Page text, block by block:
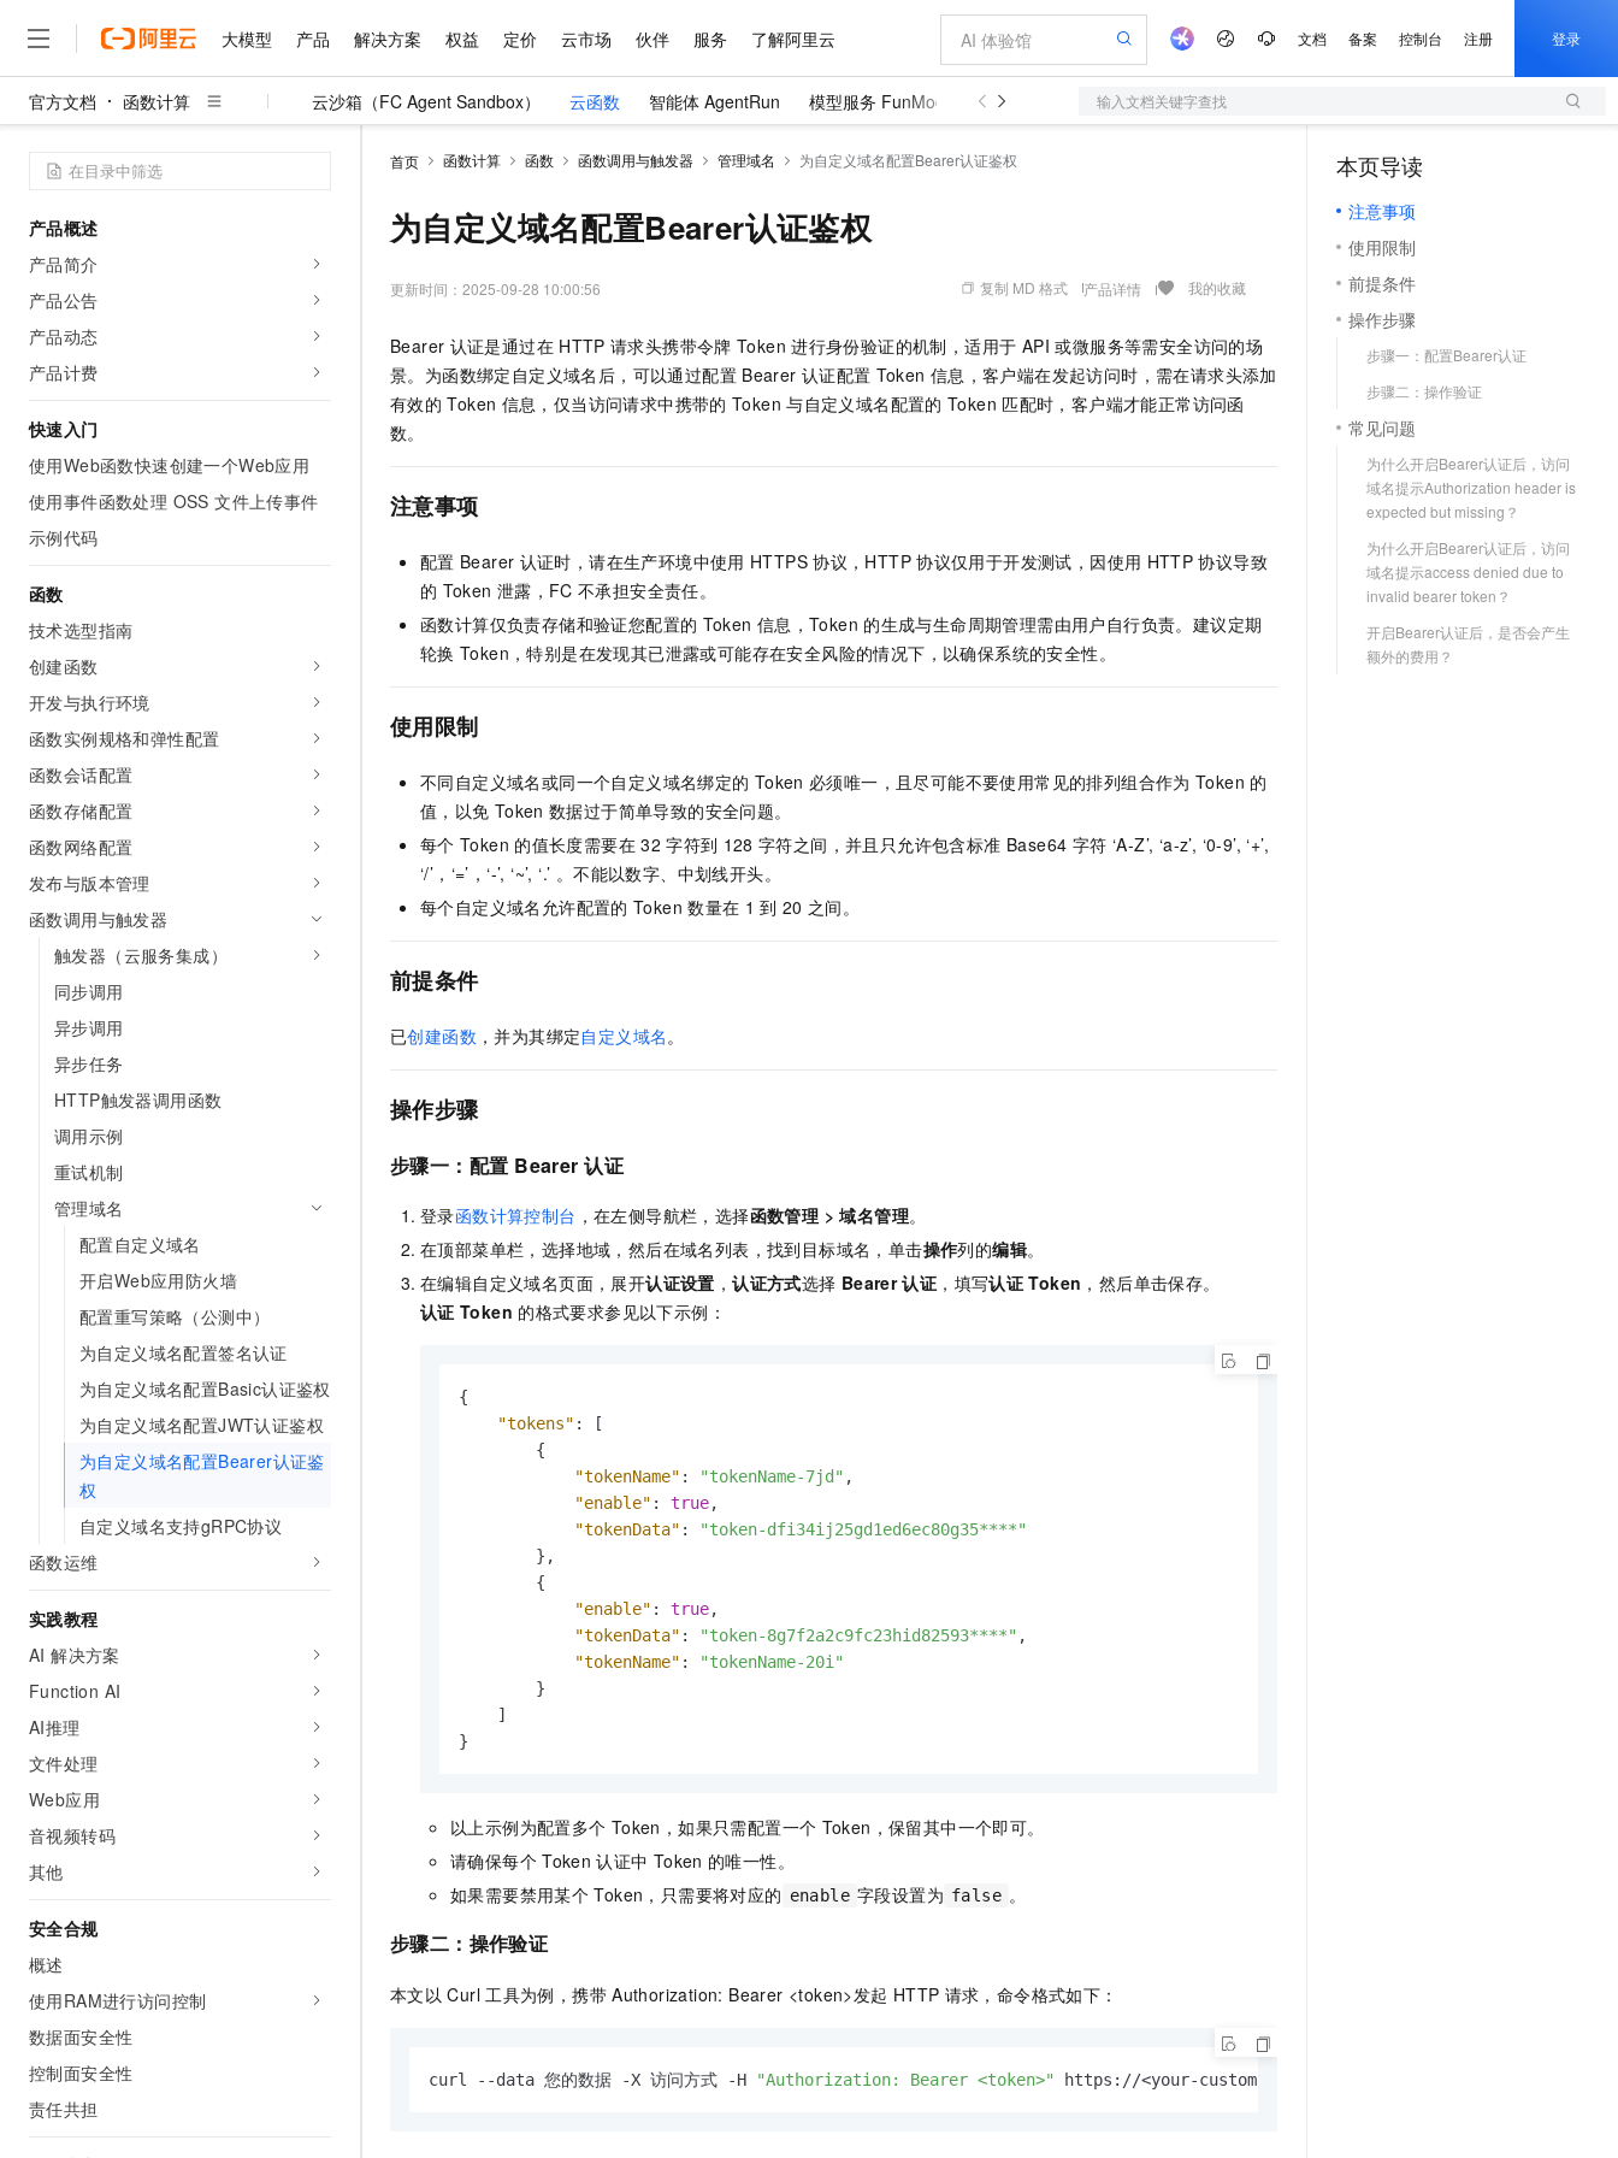
大模型 产品 解决方案 权益 定价 云市场 伙伴 服务 了解阿里云 文档 备案 控制台 注册 登录
官方文档 函数计算 云沙箱（FC Agent Sandbox） 云函数 智能体 AgentRun 模型服务 FunModel 图像生成 FunArt输入文档关键字查找
产品概述
产品简介
产品公告
产品动态
产品计费
快速入门
使用Web函数快速创建一个Web应用
使用事件函数处理 OSS 文件上传事件
示例代码
函数
技术选型指南
创建函数
开发与执行环境
函数实例规格和弹性配置
函数会话配置
函数存储配置
函数网络配置
发布与版本管理
函数调用与触发器
触发器（云服务集成）
同步调用
异步调用
异步任务
HTTP触发器调用函数
调用示例
重试机制
管理域名
配置自定义域名
开启Web应用防火墙
配置重写策略（公测中）
为自定义域名配置签名认证
为自定义域名配置Basic认证鉴权
为自定义域名配置JWT认证鉴权
为自定义域名配置Bearer认证鉴
权
自定义域名支持gRPC协议
函数运维
实践教程
AI 解决方案
Function AI
AI推理
文件处理
Web应用
音视频转码
其他
安全合规
概述
使用RAM进行访问控制
数据面安全性
控制面安全性
责任共担
首页 函数计算 函数 函数调用与触发器 管理域名 为自定义域名配置Bearer认证鉴权
为自定义域名配置Bearer认证鉴权
更新时间： 2025-09-28 10:00:56 复制 MD 格式 产品详情 我的收藏
Bearer 认证是通过在 HTTP 请求头携带令牌 Token 进行身份验证的机制，适用于 API 或微服务等需安全访问的场
景。为函数绑定自定义域名后，可以通过配置 Bearer 认证配置 Token 信息，客户端在发起访问时，需在请求头添加
有效的 Token 信息，仅当访问请求中携带的 Token 与自定义域名配置的 Token 匹配时，客户端才能正常访问函
数。
注意事项
配置 Bearer 认证时，请在生产环境中使用 HTTPS 协议，HTTP 协议仅用于开发测试，因使用 HTTP 协议导致
的 Token 泄露，FC 不承担安全责任。
函数计算仅负责存储和验证您配置的 Token 信息，Token 的生成与生命周期管理需由用户自行负责。建议定期
轮换 Token，特别是在发现其已泄露或可能存在安全风险的情况下，以确保系统的安全性。
使用限制
不同自定义域名或同一个自定义域名绑定的 Token 必须唯一，且尽可能不要使用常见的排列组合作为 Token 的
值，以免 Token 数据过于简单导致的安全问题。
每个 Token 的值长度需要在 32 字符到 128 字符之间，并且只允许包含标准 Base64 字符 ‘A-Z’, ‘a-z’, ‘0-9’, ‘+’,
‘/’，‘=’，‘-’, ‘~’, ‘.’ 。不能以数字、中划线开头。
每个自定义域名允许配置的 Token 数量在 1 到 20 之间。
前提条件
已创建函数 ，并为其绑定自定义域名。
操作步骤
步骤一：配置 Bearer 认证
登录函数计算控制台 ，在左侧导航栏，选择函数管理 >域名管理。
在顶部菜单栏，选择地域，然后在域名列表，找到目标域名，单击操作列的编辑。
在编辑自定义域名页面，展开认证设置 ，认证方式选择 Bearer 认证 ，填写认证 Token ，然后单击保存。
认证 Token 的格式要求参见以下示例：
{
"tokens" :
[
{
"tokenName" : "tokenName-7jd" ,
"enable" : true,
"tokenData" :
"token-dfi34ij25gd1ed6ec80g35****"
} ,
{
"enable" : true,
"tokenData" : "token-8g7f2a2c9fc23hid82593****" ,
"tokenName" :
"tokenName-20i"
}
]
}
以上示例为配置多个 Token，如果只需配置一个 Token，保留其中一个即可。
请确保每个 Token 认证中 Token 的唯一性。
如果需要禁用某个 Token，只需要将对应的 enable 字段设置为 false 。
步骤二：操作验证
本文以 Curl 工具为例，携带 Authorization: Bearer <token>发起 HTTP 请求，命令格式如下：
curl --data 您的数据 -X 访问方式 -H "Authorization: Bearer <token>" https://<your-custom-domain>
本页导读
注意事项
使用限制
前提条件
操作步骤
步骤一：配置Bearer认证
步骤二：操作验证
常见问题
为什么开启Bearer认证后，访问
域名提示Authorization header is
expected but missing？
为什么开启Bearer认证后，访问
域名提示access denied due to
invalid bearer token？
开启Bearer认证后，是否会产生
额外的费用？
大模型
千问AI平台 大模型服务平台百炼
Qwen3.8-Max HOT
智能体时代全能旗舰模型
Qwen3.7-Plus
Qwen3-VL-Plus
Kimi-K3 NEW
Kimi 最新旗舰模型，长程编程与推理利器
HappyHorse-1.1-T2V
让文字生成流畅细腻的高质量视频
语音识别与合成
高表现力语音合成大模型，语音克隆听感自然
Fun-ASR
支持中英文自由切换，具备更强的噪声鲁棒性
大模型服务
千问AI平台-模型体验
在线体验全尺寸、多种模态的模型效果
Happy 系列大模型
新一代 AI 视频生成模型，深度适配广告营销等场景
AI 应用构建
大模型服务平台百炼-智能体
灵活可视化地构建企业级 Agent
人工智能平台 PAI
大模型原生应用
万有无界
企业级人与Agent协作平台，接入和调度多个数字员工
秒悟
大模型解决方案
依托云原生高可用架构,实现Dify私有化部署
产品
精选产品
计算
容器
存储
网络与CDN
数据库
大数据计算
媒体服务
企业服务与云通信
域名与网站
终端用户计算
Serverless
开发工具
迁移与运维管理
专有云
精选产品
大模型服务与应用平台
多元化、高性能、安全可靠的大模型服务
无影云电脑
随时随地安全接入的云上超级电脑
云解析DNS
面向分析的企业级SaaS模式云数据仓库
提供智能易用的域名与建站服务
人工智能平台 PAI 大模型
一站式AI开发、训练和推理服务
Qoder CN
全托管，含MySQL、PostgreSQL、SQL Server、MariaDB多引擎
Qoder
面向真实软件的智能体编程平台
云原生数据库 PolarDB
轻量应用服务器
数字证书管理服务（原SSL证书）
实现全站HTTPS，呈现可信的WEB访问
短信服务
解决方案
精选解决方案
互联网应用开发
大数据
现代化应用
安全
可观测
上云与迁云
企业出海
政企业务
精选解决方案
上传文档即自动完成翻译和格式还原
Hermes Agent，打造自进化智能体
自主进化，持久记忆，越用越聪明
快速拥有专属 OpenClaw
5 分钟轻松部署专属 QwenPaw HOT
从聊天伙伴进化为能主动干活的本地数字员工
Claude Code + GStack 打造工程团队
一键购买专属联机服务器，轻松开启游戏
高效搭建 AI 智能体与工作流应用
通过阿里云百炼高效搭建AI应用,助力高效开发
低代码高效构建企业门户网站
Agency Agents：拥有专属领域专家
HappyHorse 打造一站式影视创作平台
漫剧工坊：一站式动画创作平台
快速生产连贯的高质量长漫剧
高效部署网站，快速应用到小程序
权益 普惠上云
云服务器38元/年起，超值低价云产品抢先购
推荐新用户得奖励，单订单最高返9万
云工开物
高校专属算力普惠，学生认证享300元代金券
免费试用
最高领取价值200元试用点，立即开启云上创新
AI 产品 免费试用
1亿+ 大模型 tokens 和 30+ 款产品免费体验
140+云产品 免费试用
产品新客免费试用，最长12个月
助力企业全员 AI 认知与能力提升
AI 特惠
至高享 1亿+免费 tokens，加速 Al 应用落地
Token Plan 模型订阅计划
Qwen3.8-Max 首发尝鲜，限时加量 10 倍，夜间低至2折
千问办公，限时限量积分加倍 NEW
Night Plan 支持 Qwen 3.8-Max NEW
夜间 5 折，Qwen/Meoo/TokenPlan 客户专享
AI 场景体验
从图文生成到视频创作，一键激活电商全链路生产力
AI 广告创作
图文、视频一站生成，高效打造优质广告素材
AI 建站
AI 办公
智能客服
自动承接线索、识别商机，让客服更高效、服务更出色。
AI 活动
AI 生产力先锋
先锋实践拓展 AI 生产力的边界
飞天发布时刻
所见，即是所愿
AI 实训营
从基础到进阶，Agent 创客手把手教你
创新加速
上云场景组合购
覆盖90%+业务场景，专享组合折扣价
云聚AI 严选权益
精选AI产品，从模型到应用全链提效
AI 用量加速计划
新老同享，达量后返
定价 产品定价
了解云产品的定价详情
云上成本管理
管理和优化成本
价格计算器
自助选配和估算价格
价格优势
配置报价器
阿里云 OPC 创新助力计划
Token 补贴，五大权
益加速 OPC 成功
云市场 精选商城
多端小程序
观测云
Tuya 物联网平台阿里云版
蓝凌 OA
电子合同
Tableau 订阅
AI空中课堂在线直播课堂（旗舰版）
行业生态解决方案
开发者生态解决方案
AI 开发和 AI 应用解决方案
数据与 API
手机三要素
OCR 文字识别
发票查验
企业应用
ERP
CRM
400电话
广告营销
基础软件
JAVA
全能环境
Red Hat
SUSE
定制建站
专业服务
公司注册
伙伴 成为销售伙伴
咨询伙伴
销售伙伴合作计划
无影生态合作计划
Salesforce On Alibaba Cloud
Consulting Partner 合作计划
成为产品伙伴
产品生态伙伴
产品伙伴合作计划
云网络合作计划
Salesforce On Alibaba Cloud ISV 合作
服务伙伴合作计划
Al MaaS 服务伙伴赋能合作
伙伴信用分合作计划
更多支持
合作伙伴培训与认证
查询合作伙伴
登录合作伙伴管理后台
服务 售前咨询
售后服务
自助服务
在线服务
工单服务
短信专区
企业增值服务
专家技术服务
企业成长
服务实践
阿里云认证
信息公告
官网公告
开发者社区
镜像站
我要建议
了解阿里云 为什么选择阿里云
技术领先
分析师报告
研究报告与白皮书
AI 算法大赛
云开发大赛
最佳实践
云上奥运之旅
看见新力量
金融模力时刻
市场活动
魔搭 ModelScope
云工开物
加入我们
校园招聘